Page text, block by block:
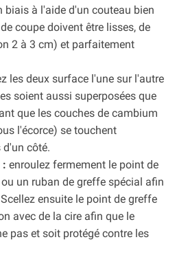
biais à l'aide d'un couteau bien
coupe doivent être lisses, de
2 à 3 cm) et parfaitement
les deux surface l'une sur l'autre
soient aussi superposées que
que les couches de cambium
l'écorce) se touchent
côté.
: enroulez fermement le point de
un ruban de greffe spécial afin
ensuite le point de greffe
avec de la cire afin que le
pas et soit protégé contre les